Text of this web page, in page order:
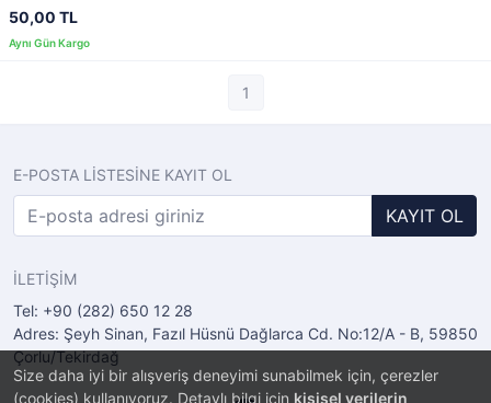
Size daha iyi bir alışveriş deneyimi sunabilmek için, çerezler
(cookies) kullanıyoruz. Detaylı bilgi için kişisel verilerin
50,00 TL
1
E-POSTA LİSTESİNE KAYIT OL
KAYIT OL
İLETİŞİM
Tel: +90 (282) 650 12 28
Adres: Şeyh Sinan, Fazıl Hüsnü Dağlarca Cd. No:12/A - B, 59850
Çorlu/Tekirdağ